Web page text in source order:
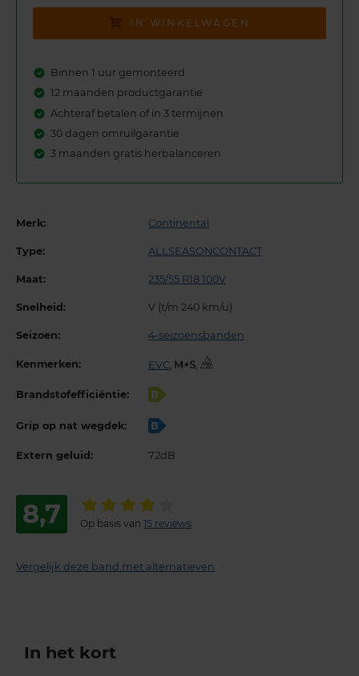
IN WINKELWAGEN
Binnen 1 uur gemonteerd
12 maanden productgarantie
Achteraf betalen of in 3 termijnen
30 dagen omruilgarantie
3 maanden gratis herbalanceren
Merk: Continental
Type: ALLSEASONCONTACT
Maat: 235/55 R18 100V
Snelheid: V (t/m 240 km/u)
Seizoen: 4-seizoensbanden
Kenmerken: EVC ,
Brandstofefficiëntie: B
Grip op nat wegdek: B
Extern geluid: 72dB
8,7 Op basis van 15 reviews
Vergelijk deze band met alternatieven
In het kort